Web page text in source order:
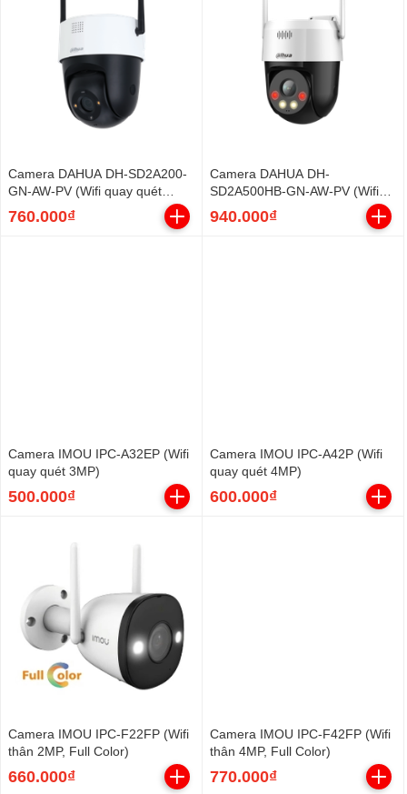
Camera DAHUA DH-SD2A200-
GN-AW-PV (Wifi quay quét
2MP) + Adapter
760.000₫
Camera DAHUA DH-
SD2A500HB-GN-AW-PV (Wifi
quay quét 5MP)
940.000₫
Camera IMOU IPC-A32EP (Wifi
quay quét 3MP)
500.000₫
Camera IMOU IPC-A42P (Wifi
quay quét 4MP)
600.000₫
Camera IMOU IPC-F22FP (Wifi
thân 2MP, Full Color)
660.000₫
Camera IMOU IPC-F42FP (Wifi
thân 4MP, Full Color)
770.000₫